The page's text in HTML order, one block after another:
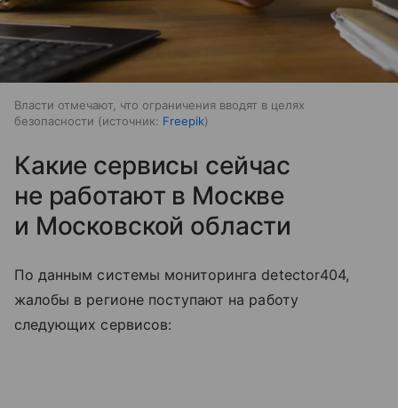
Власти отмечают, что ограничения вводят в целях
безопасности
источник: Freepik
Какие сервисы сейчас
не работают в Москве
и Московской области
По данным системы мониторинга detector404,
жалобы в регионе поступают на работу
следующих сервисов: